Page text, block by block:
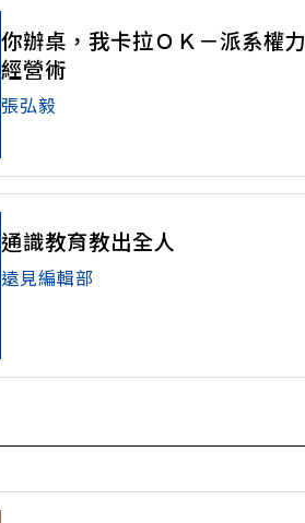
你辦桌，我卡拉ＯＫ－派系權力
經營術
張弘毅
通識教育教出全人
遠見編輯部